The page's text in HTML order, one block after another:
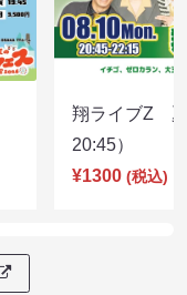
翔ライブZ
20:45）
¥1300 (税込)